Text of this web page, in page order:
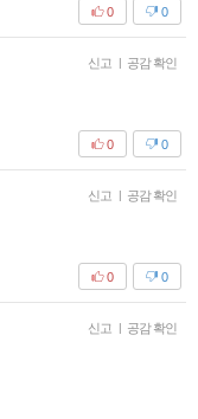
0
0
신고 | 공감 확인
0
0
신고 | 공감 확인
0
0
신고 | 공감 확인